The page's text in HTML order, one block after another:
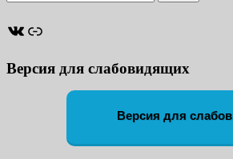
ВКонтакте
Ссылка
Версия для слабовидящих
Версия для